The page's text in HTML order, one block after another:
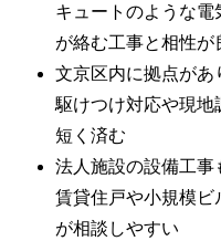
キュートのような電
が絡む工事と相性が
文京区内に拠点があ
駆けつけ対応や現地
短く済む
法人施設の設備工事
賃貸住戸や小規模ビ
が相談しやすい